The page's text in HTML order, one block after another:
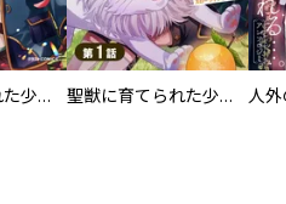
聖獣に育てられた少年の異世界ゆるり放浪記～神様からもらったチート魔法で、仲間たちとスローライフを満喫中～ 聖獣に育てられた少年の異世界ゆるり放浪記～神様からもらったチート魔法で、仲間たちとスローライフを満喫中～【分冊版】